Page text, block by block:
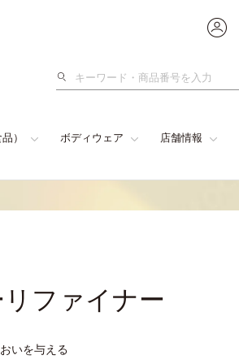
検
） ボディウェア 店舗情報
ファイナー
いを与える